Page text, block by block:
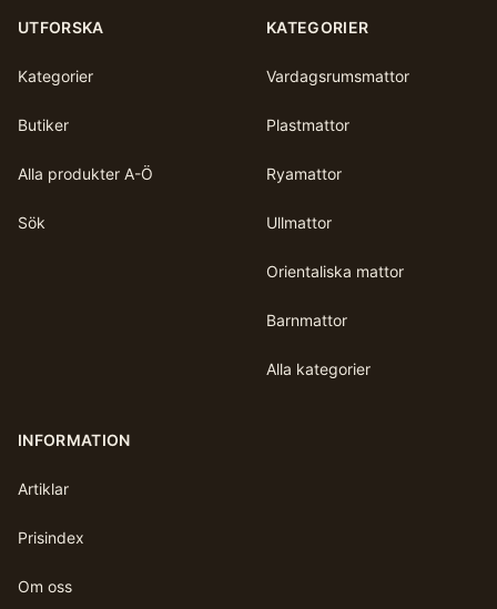
UTFORSKA
Kategorier
Butiker
Alla produkter A-Ö
Sök
KATEGORIER
Vardagsrumsmattor
Plastmattor
Ryamattor
Ullmattor
Orientaliska mattor
Barnmattor
Alla kategorier
INFORMATION
Artiklar
Prisindex
Om oss